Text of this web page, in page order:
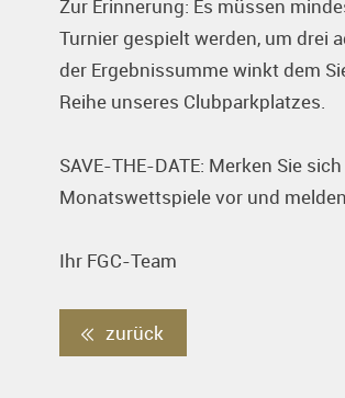
Zur Erinnerung: Es müssen
Turnier gespielt werden, um drei
der Ergebnissumme winkt dem
Reihe unseres Clubparkplatzes.
SAVE-THE-DATE: Merken Sie
Monatswettspiele vor und
Ihr FGC-Team
zurück